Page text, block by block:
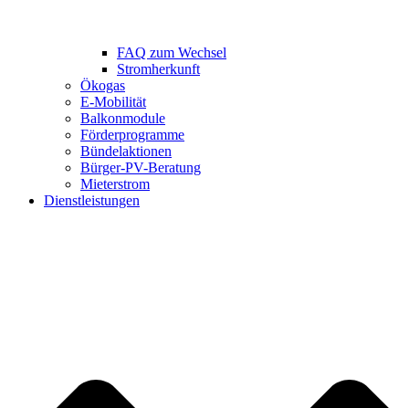
FAQ zum Wechsel
Stromherkunft
Ökogas
E-Mobilität
Balkonmodule
Förderprogramme
Bündelaktionen
Bürger-PV-Beratung
Mieterstrom
Dienstleistungen